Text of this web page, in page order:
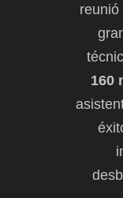
reunió
160